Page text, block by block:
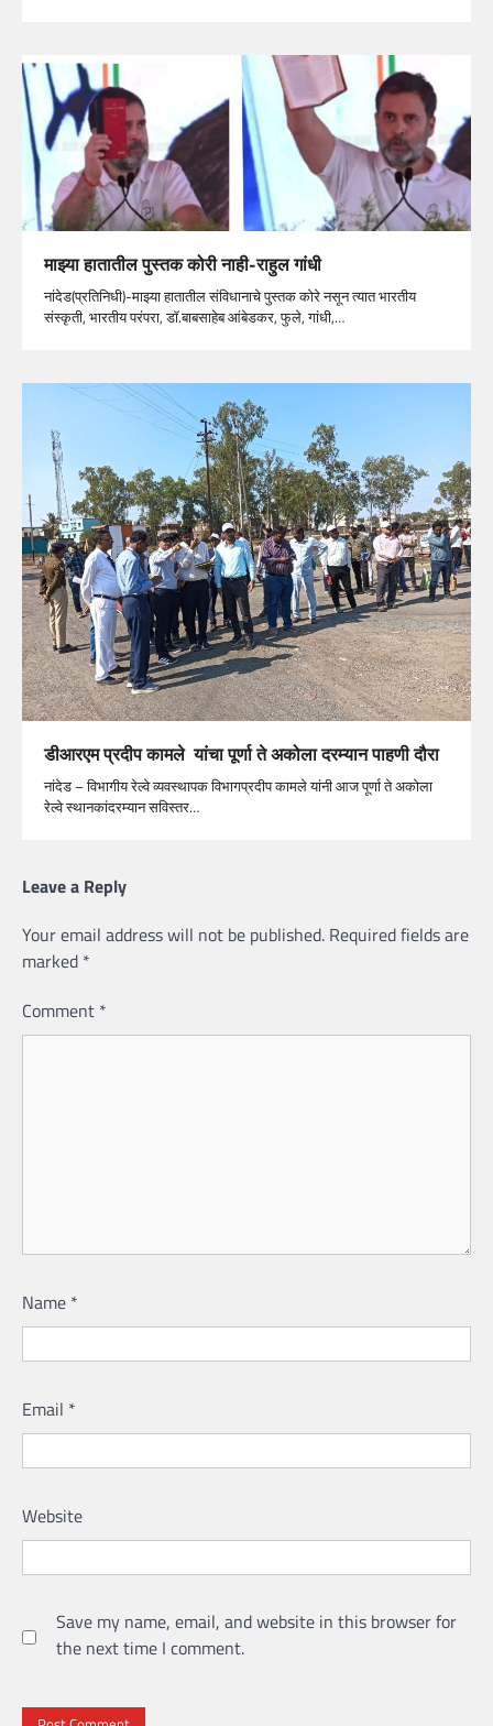
माझ्या हातातील पुस्तक कोरी नाही-राहुल गांधी
नांदेड(प्रतिनिधी)-माझ्या हातातील संविधानाचे पुस्तक कोरे नसून त्यात भारतीय
संस्कृती, भारतीय परंपरा, डॉ.बाबसाहेब आंबेडकर, फुले, गांधी,…
डीआरएम प्रदीप कामले यांचा पूर्णा ते अकोला दरम्यान पाहणी दौरा
नांदेड – विभागीय रेल्वे व्यवस्थापक विभागप्रदीप कामले यांनी आज पूर्णा ते अकोला
रेल्वे स्थानकांदरम्यान सविस्तर…
Leave a Reply
Your email address will not be published. Required fields are
marked *
Comment *
Name *
Email *
Website
Save my name, email, and website in this browser for
the next time I comment.